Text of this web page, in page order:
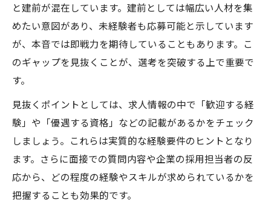
と建前が混在しています。建前としては幅広い人材を集
めたい意図があり、未経験者も応募可能と示しています
が、本音では即戦力を期待していることもあります。こ
のギャップを見抜くことが、選考を突破する上で重要で
す。
見抜くポイントとしては、求人情報の中で「歓迎する経
験」や「優遇する資格」などの記載があるかをチェック
しましょう。これらは実質的な経験要件のヒントとなり
ます。さらに面接での質問内容や企業の採用担当者の反
応から、どの程度の経験やスキルが求められているかを
把握することも効果的です。